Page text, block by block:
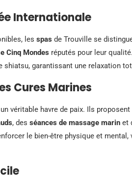
Internationale
les spas de Trouville se
Cinq Mondes réputés pour leur
shiatsu, garantissant une relaxation
Cures Marines
véritable havre de paix. Ils proposent
, des séances de massage marin et
le bien-être physique et